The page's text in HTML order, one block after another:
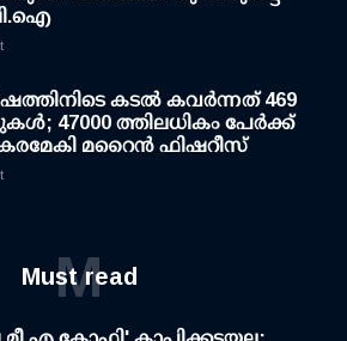
കടല്‍ കവര്‍ന്നത് 469
47000 ത്തിലധികം പേര്‍ക്ക്
മറൈന്‍ ഫിഷറീസ്
Must read
M